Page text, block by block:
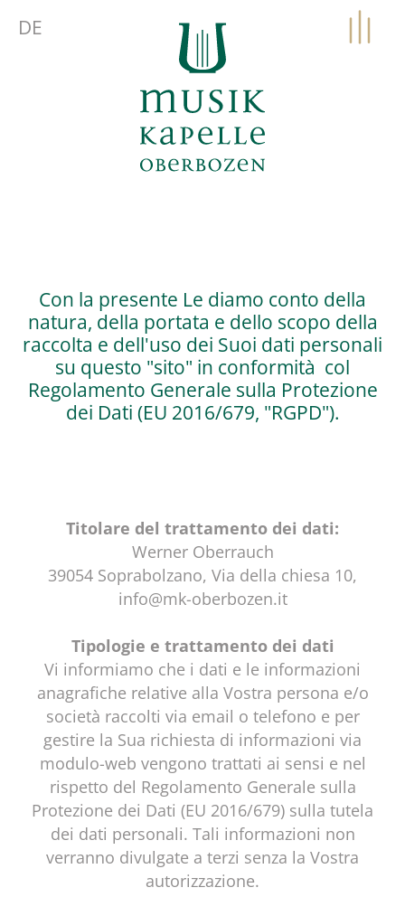
DE
Con la presente Le diamo conto della
natura, della portata e dello scopo della
raccolta e dell'uso dei Suoi dati personali
su questo "sito" in conformità col
Regolamento Generale sulla Protezione
dei Dati (EU 2016/679, "RGPD").
Titolare del trattamento dei dati:
Werner Oberrauch
39054 Soprabolzano, Via della chiesa 10,
info@mk-oberbozen.it
Tipologie e trattamento dei dati
Vi informiamo che i dati e le informazioni
anagrafiche relative alla Vostra persona e/o
società raccolti via email o telefono e per
gestire la Sua richiesta di informazioni via
modulo-web vengono trattati ai sensi e nel
rispetto del Regolamento Generale sulla
Protezione dei Dati (EU 2016/679) sulla tutela
dei dati personali. Tali informazioni non
verranno divulgate a terzi senza la Vostra
autorizzazione.